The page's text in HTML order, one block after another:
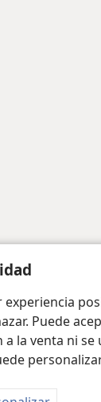
Puede
la venta ni
Bible and Tract